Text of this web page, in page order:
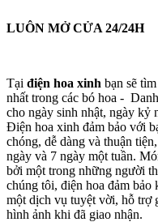
LUÔN MỞ CỬA 24/24H
Tại điện hoa xinh bạn sẽ
nhất trong các bó hoa -
cho ngày sinh nhật, ngày kỷ
Điện hoa xinh đảm bảo với
chóng, dễ dàng và thuận
ngày và 7 ngày một tuần.
bởi một trong những người
chúng tôi, điện hoa đảm bảo
một dịch vụ tuyệt vời, hỗ trợ
hình ảnh khi đã giao nhận.